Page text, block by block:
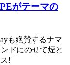
がテーマの
も絶賛するナマ
ドにのせて煙と
!